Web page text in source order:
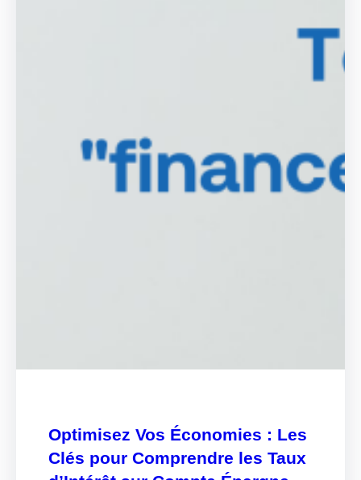
Optimisez Vos Économies : Les
Clés pour Comprendre les Taux